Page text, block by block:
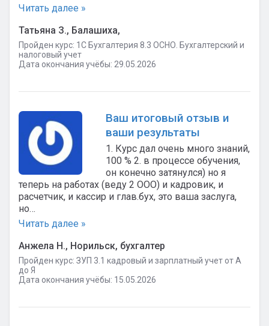
Читать далее »
Татьяна З., Балашиха,
Пройден курс: 1C Бухгалтерия 8.3 ОСНО. Бухгалтерский и
налоговый учет
Дата окончания учёбы: 29.05.2026
Ваш итоговый отзыв и
ваши результаты
1. Курс дал очень много знаний,
100 % 2. в процессе обучения,
он конечно затянулся) но я
теперь на работах (веду 2 ООО) и кадровик, и
расчетчик, и кассир и глав.бух, это ваша заслуга,
но…
Читать далее »
Анжела Н., Норильск, бухгалтер
Пройден курс: ЗУП 3.1 кадровый и зарплатный учет от А
до Я
Дата окончания учёбы: 15.05.2026